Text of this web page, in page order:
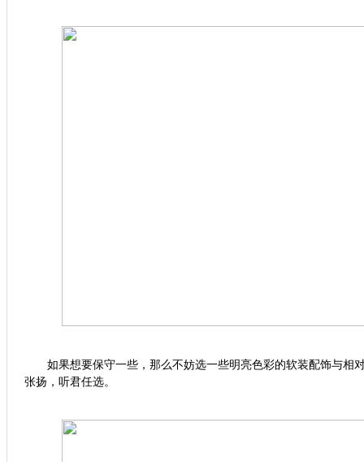
如果想要保守一些，那么不妨选一些明亮色彩的软装配饰与相
张扬，听君任选。